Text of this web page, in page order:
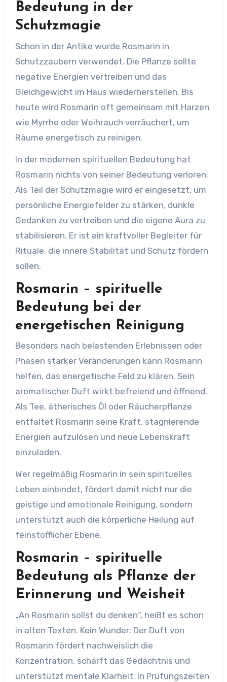
Bedeutung in der
Schutzmagie
Schon in der Antike wurde Rosmarin in
Schutzzaubern verwendet. Die Pflanze sollte
negative Energien vertreiben und das
Gleichgewicht im Haus wiederherstellen. Bis
heute wird Rosmarin oft gemeinsam mit Harzen
wie Myrrhe oder Weihrauch verräuchert, um
Räume energetisch zu reinigen.
In der modernen spirituellen Bedeutung hat
Rosmarin nichts von seiner Bedeutung verloren:
Als Teil der Schutzmagie wird er eingesetzt, um
persönliche Energiefelder zu stärken, dunkle
Gedanken zu vertreiben und die eigene Aura zu
stabilisieren. Er ist ein kraftvoller Begleiter für
Rituale, die innere Stabilität und Schutz fördern
sollen.
Rosmarin – spirituelle
Bedeutung bei der
energetischen Reinigung
Besonders nach belastenden Erlebnissen oder
Phasen starker Veränderungen kann Rosmarin
helfen, das energetische Feld zu klären. Sein
aromatischer Duft wirkt befreiend und öffnend.
Als Tee, ätherisches Öl oder Räucherpflanze
entfaltet Rosmarin seine Kraft, stagnierende
Energien aufzulösen und neue Lebenskraft
einzuladen.
Wer regelmäßig Rosmarin in sein spirituelles
Leben einbindet, fördert damit nicht nur die
geistige und emotionale Reinigung, sondern
unterstützt auch die körperliche Heilung auf
feinstofflicher Ebene.
Rosmarin – spirituelle
Bedeutung als Pflanze der
Erinnerung und Weisheit
„An Rosmarin sollst du denken“, heißt es schon
in alten Texten. Kein Wunder: Der Duft von
Rosmarin fördert nachweislich die
Konzentration, schärft das Gedächtnis und
unterstützt mentale Klarheit. In Prüfungszeiten